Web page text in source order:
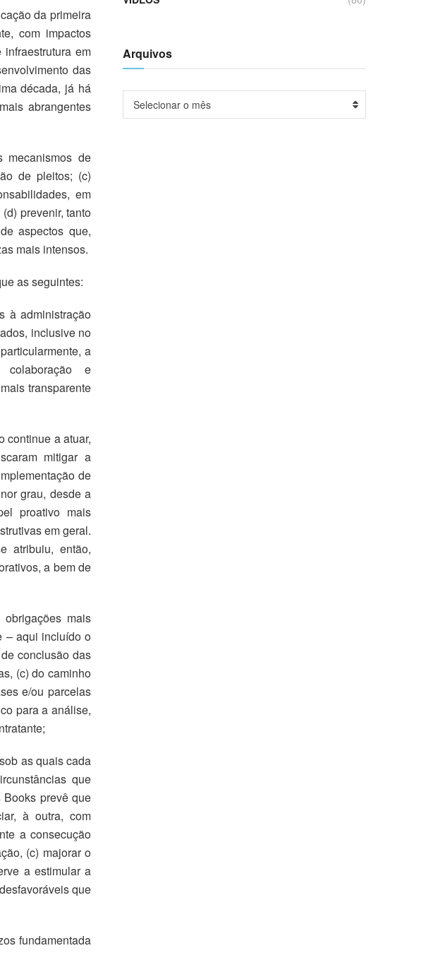
da primeira
com impactos
em
das
década, já há
abrangentes
mecanismos de
de pleitos; (c)
em
prevenir, tanto
aspectos que,
mais intensos.
as seguintes:
à administração
inclusive no
a
colaboração e
transparente
continue a atuar,
mitigar a
de
grau, desde a
proativo mais
em geral.
atribuiu, então,
a bem de
mais
– aqui incluído o
conclusão das
(c) do caminho
e/ou parcelas
para a análise,
as quais cada
que
prevê que
à outra, com
a consecução
(c) majorar o
a estimular a
que
fundamentada
Arquivos
Arquivos
Selecionar o mês